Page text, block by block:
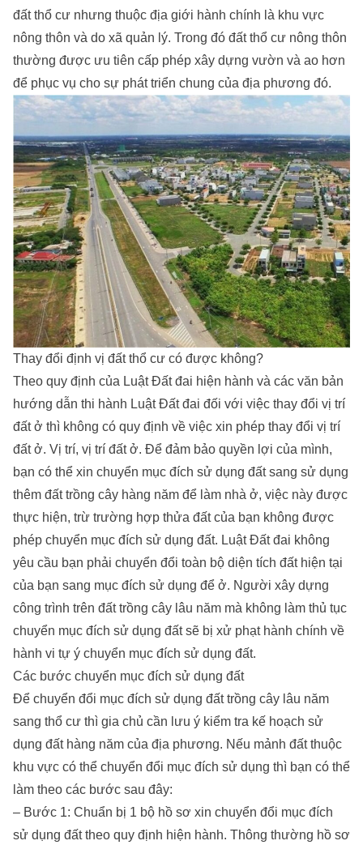
đất thổ cư nhưng thuộc địa giới hành chính là khu vực
nông thôn và do xã quản lý. Trong đó đất thổ cư nông thôn
thường được ưu tiên cấp phép xây dựng vườn và ao hơn
để phục vụ cho sự phát triển chung của địa phương đó.
Thay đổi định vị đất thổ cư có được không?
Theo quy định của Luật Đất đai hiện hành và các văn bản
hướng dẫn thi hành Luật Đất đai đối với việc thay đổi vị trí
đất ở thì không có quy định về việc xin phép thay đổi vị trí
đất ở. Vị trí, vị trí đất ở. Để đảm bảo quyền lợi của mình,
bạn có thể xin chuyển mục đích sử dụng đất sang sử dụng
thêm đất trồng cây hàng năm để làm nhà ở, việc này được
thực hiện, trừ trường hợp thửa đất của bạn không được
phép chuyển mục đích sử dụng đất. Luật Đất đai không
yêu cầu bạn phải chuyển đổi toàn bộ diện tích đất hiện tại
của bạn sang mục đích sử dụng để ở. Người xây dựng
công trình trên đất trồng cây lâu năm mà không làm thủ tục
chuyển mục đích sử dụng đất sẽ bị xử phạt hành chính về
hành vi tự ý chuyển mục đích sử dụng đất.
Các bước chuyển mục đích sử dụng đất
Để chuyển đổi mục đích sử dụng đất trồng cây lâu năm
sang thổ cư thì gia chủ cần lưu ý kiểm tra kế hoạch sử
dụng đất hàng năm của địa phương. Nếu mảnh đất thuộc
khu vực có thể chuyển đổi mục đích sử dụng thì bạn có thể
làm theo các bước sau đây:
– Bước 1: Chuẩn bị 1 bộ hồ sơ xin chuyển đổi mục đích
sử dụng đất theo quy định hiện hành. Thông thường hồ sơ